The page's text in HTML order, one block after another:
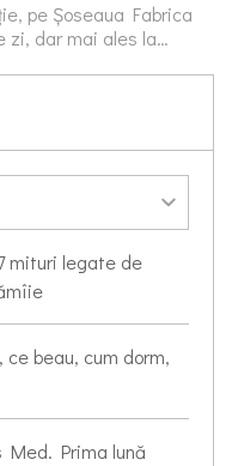
pe Șoseaua Fabrica
zi, dar mai ales la…
mituri legate de
beau, cum dorm,
Med. Prima lună